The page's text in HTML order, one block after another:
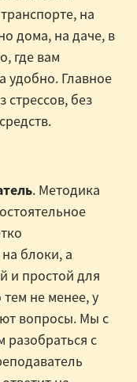
на
дома, на даче, в
где вам
удобно. Главное
стрессов, без
. Методика
блоки, а
и простой для
не менее, у
вопросы. Мы с
с